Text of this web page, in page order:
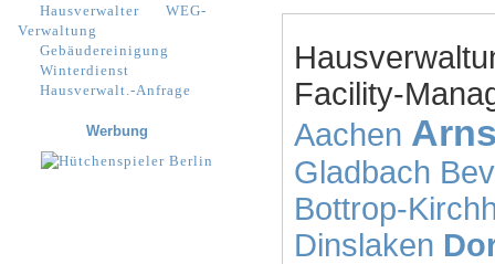
Facility-
Aachen
Gladbach
Bottrop-
Dinslaken
Hausverwalter
WEG-
Verwaltung
Gebäudereinigung
Winterdienst
Hausverwalt.-Anfrage
Werbung